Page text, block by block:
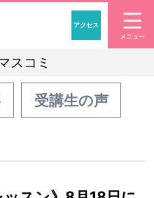
「アナウンサー・マ
アクセス
スコミ
受講生の声